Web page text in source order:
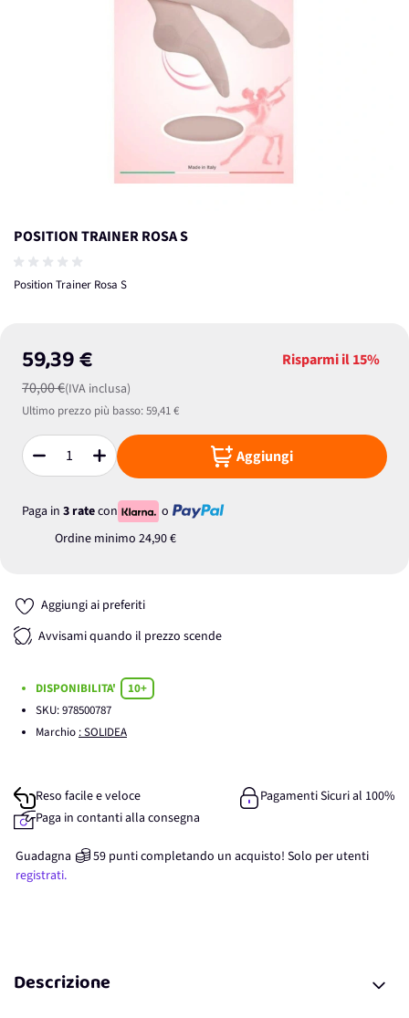
POSITION TRAINER ROSA S
Position Trainer Rosa S
59,39 €
70,00 €(IVA inclusa)
Risparmi il15%
Ultimo prezzo più basso:59,41 €
Quantità Aggiungi
Paga in 3 ratecon
o
Ordine minimo 24,90 €
Aggiungi ai preferiti
Avvisami quando il prezzo scende
DISPONIBILITA'
10+
SKU:978500787
Marchio : SOLIDEA
Reso facile e veloce
Pagamenti Sicuri al 100%
Paga in contanti alla consegna
Guadagna 59 punticompletando un acquisto! Solo per utenti
registrati.
Descrizione